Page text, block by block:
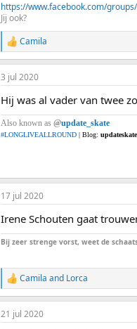
https://www.facebook.com/
Jij ook?
R
e
a
c
i
o
n
s
Camila
3 jul 2020
Hij was al vader van twee
Also known as @update_skate
#LONGLIVEALLROUND | Blog:
17 jul 2020
Irene Schouten gaat
Bij zeer strenge vorst, weet de
R
e
a
c
Camila and Lorca
21 jul 2020